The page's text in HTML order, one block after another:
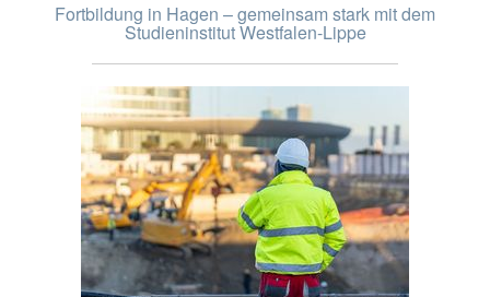
Fortbildung in Hagen – gemeinsam stark mit dem
Studieninstitut Westfalen-Lippe